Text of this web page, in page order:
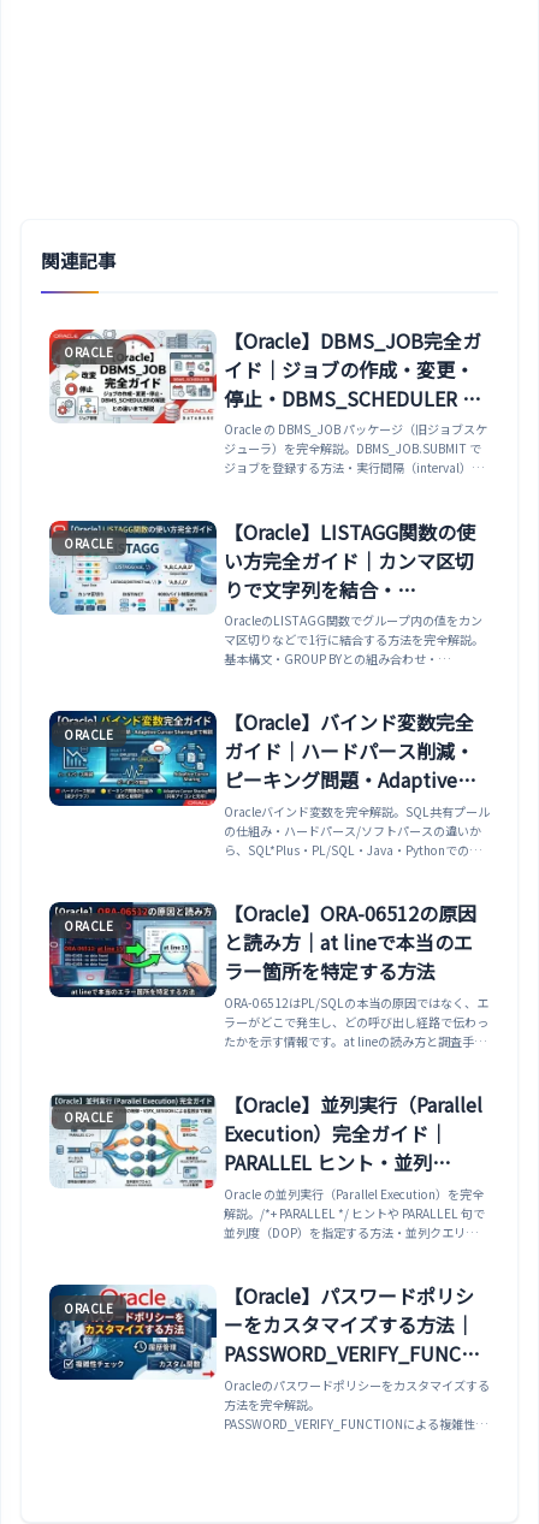
関連記事
ORACLE
【Oracle】DBMS_JOB完全ガ
イド｜ジョブの作成・変更・
停止・DBMS_SCHEDULER と
の違いまで解説
Oracle の DBMS_JOB パッケージ（旧ジョブスケ
ジューラ）を完全解説。DBMS_JOB.SUBMIT で
ジョブを登録する方法・実行間隔（interval）パ
DBMS_JOB.BROKEN でジョブを停止する方法・
USER_JOBS / DBA_JOBS でジョブを管理・確認
する方法・DBMS_JOB と DBMS_SCHEDULER の
違いと移行方法まで解説します。
ORACLE
【Oracle】LISTAGG関数の使
い方完全ガイド｜カンマ区切
りで文字列を結合・
DISTINCT・4000バイト制限
の対処法
OracleのLISTAGG関数でグループ内の値をカン
マ区切りなどで1行に結合する方法を完全解説。
基本構文・GROUP BYとの組み合わせ・
XMLAGG代替・NULL値の扱い・実務パターンま
で網羅します。
ORACLE
【Oracle】バインド変数完全
ガイド｜ハードパース削減・
ピーキング問題・Adaptive
Cursor Sharingまで解説
Oracleバインド変数を完全解説。SQL共有プール
の仕組み・ハードパース/ソフトパースの違いか
ら、SQL*Plus・PL/SQL・Java・Pythonでの使
Sharing（11g以降）による解決策、
V$SQL_BIND_CAPTUREでの監視方法まで実務
に直結した知識を網羅。
ORACLE
【Oracle】ORA-06512の原因
と読み方｜at lineで本当のエ
ラー箇所を特定する方法
ORA-06512はPL/SQLの本当の原因ではなく、エ
ラーがどこで発生し、どの呼び出し経路で伝わっ
たかを示す情報です。at lineの読み方と調査手順
ORACLE
【Oracle】並列実行（Parallel
Execution）完全ガイド｜
PARALLEL ヒント・並列
DML・並列度の制御・
V$PX_SESSION による監視ま
で解説
Oracle の並列実行（Parallel Execution）を完全
解説。/*+ PARALLEL */ ヒントや PARALLEL 句で
並列度（DOP）を指定する方法・並列クエリコー
INSERT/UPDATE/DELETE を実行する方法・
PARALLEL_DEGREE_POLICY パラメータによる
自動並列度管理・V$PX_SESSION /
V$PQ_SESSTAT で並列実行の状況を監視する方
法まで実例で解説します。
ORACLE
【Oracle】パスワードポリシ
ーをカスタマイズする方法｜
PASSWORD_VERIFY_FUNCTI
ON・複雑性チェック・履歴管
理・カスタム関数まで解説
Oracleのパスワードポリシーをカスタマイズする
方法を完全解説。
PASSWORD_VERIFY_FUNCTIONによる複雑性チ